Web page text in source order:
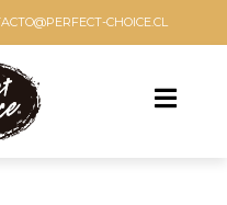
CHOICE.CL